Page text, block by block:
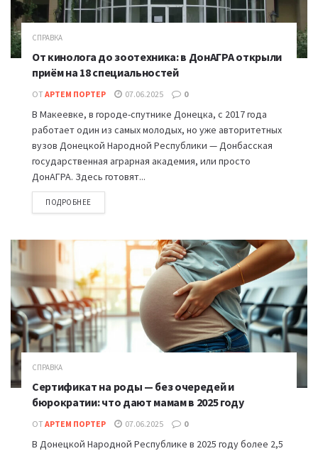
СПРАВКА
От кинолога до зоотехника: в ДонАГРА открыли
приём на 18 специальностей
ОТ АРТЕМ ПОРТЕР 07.06.2025 0
В Макеевке, в городе-спутнике Донецка, с 2017 года
работает один из самых молодых, но уже авторитетных
вузов Донецкой Народной Республики — Донбасская
государственная аграрная академия, или просто
ДонАГРА. Здесь готовят...
ПОДРОБНЕЕ
СПРАВКА
Сертификат на роды — без очередей и
бюрократии: что дают мамам в 2025 году
ОТ АРТЕМ ПОРТЕР 07.06.2025 0
В Донецкой Народной Республике в 2025 году более 2,5